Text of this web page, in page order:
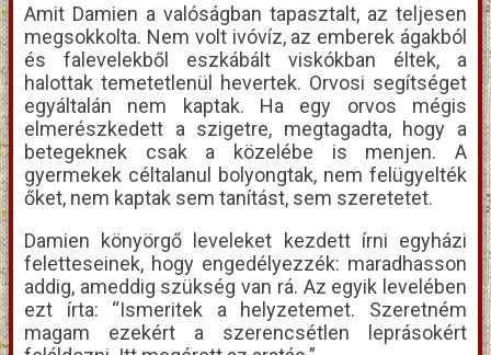
Amit Damien a valóságban tapasztalt, az teljesen
megsokkolta. Nem volt ivóvíz, az emberek ágakból
és falevelekből eszkábált viskókban éltek, a
halottak temetetlenül hevertek. Orvosi segítséget
egyáltalán nem kaptak. Ha egy orvos mégis
elmerészkedett a szigetre, megtagadta, hogy a
betegeknek csak a közelébe is menjen. A
gyermekek céltalanul bolyongtak, nem felügyelték
őket, nem kaptak sem tanítást, sem szeretetet.
Damien könyörgő leveleket kezdett írni egyházi
feletteseinek, hogy engedélyezzék: maradhasson
addig, ameddig szükség van rá. Az egyik levelében
ezt írta: “Ismeritek a helyzetemet. Szeretném
magam ezekért a szerencsétlen leprásokért